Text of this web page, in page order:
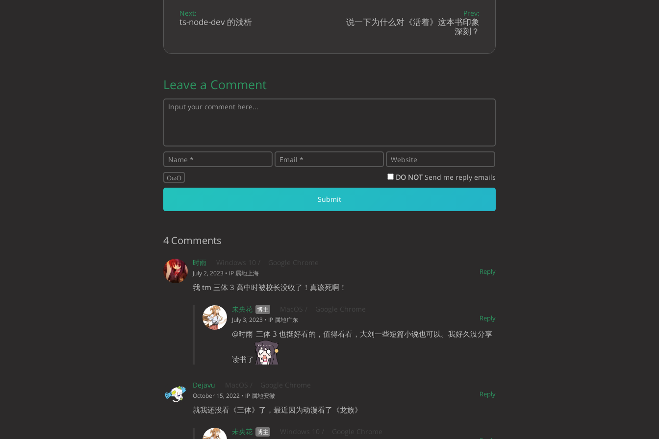
Next:
ts-node-dev 的浅析
Prev:
说一下为什么对《活着》这本书印象
深刻？
Leave a Comment
OωO DO NOTSend me reply emails
4 Comments
时雨 Windows 10 / Google Chrome
Reply
July 2, 2023 • IP 属地上海
我 tm 三体 3 高中时被校长没收了！真该死啊！
未央花 MacOS / Google Chrome
Reply
July 3, 2023 • IP 属地广东
@时雨 三体 3 也挺好看的，值得看看，大刘一些短篇小说也可以。我好久没分享
读书了
Dejavu MacOS / Google Chrome
Reply
October 15, 2022 • IP 属地安徽
就我还没看《三体》了，最近因为动漫看了《龙族》
未央花 Windows 10 / Google Chrome